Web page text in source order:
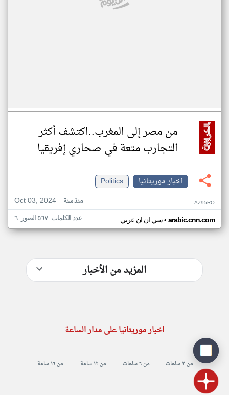
من مصر إلى المغرب..اكتشف أكثر
التجارب متعة في صحاري إفريقيا
اخبار موريتانيا
Politics
Oct 03, 2024
منذ سنة AZ95RO
سي ان ان عربي• arabic.cnn.com عدد الكلمات: ٥٦٧ الصور: ٦
المزيد من الأخبار
اخبار موريتانيا على مدار الساعة
من ٣ ساعات من ٦ ساعات من ١٢ ساعة من ١٦ ساعة